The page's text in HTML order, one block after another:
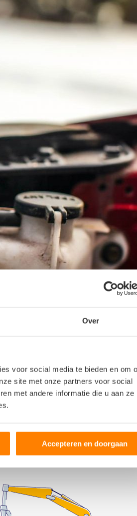
Over
voor social media te bieden en om
site met onze partners voor social
met andere informatie die u aan ze
Accepteren en doorgaan
Je kunt er dan voor kiezen om een
op de kosten voor aanschaf, dan
hetzelfde merk en type als die van
dan kunnen ze te koop
en onderdelen gestimuleerd